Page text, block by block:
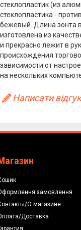
стеклопластик (из
стеклопластика -
бежевый. Длина зонта
изготовлена из
и прекрасно лежит в
происхождения
зависимости от
на нескольких
Написати
замовлення
О магазине
Доставка